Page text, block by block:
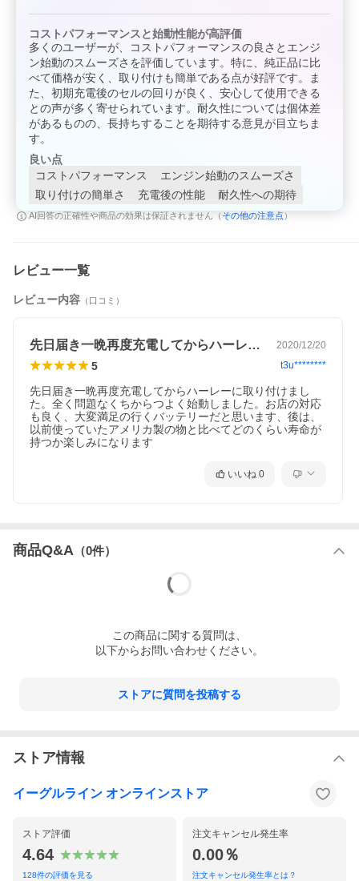
コストパフォーマンスと始動性能が高評価
多くのユーザーが、コストパフォーマンスの良さとエンジ
ン始動のスムーズさを評価しています。特に、純正品に比
べて価格が安く、取り付けも簡単である点が好評です。ま
た、初期充電後のセルの回りが良く、安心して使用できる
との声が多く寄せられています。耐久性については個体差
があるものの、長持ちすることを期待する意見が目立ちま
す。
良い点
コストパフォーマンス
エンジン始動のスムーズさ
取り付けの簡単さ
充電後の性能 耐久性への期待
AI回答の正確性や商品の効果は保証されません（ その他の注意点 ）
レビュー一覧
レビュー内容 （口コミ）
先日届き一晩再度充電してからハーレーに… 2020/12/20
5 t3u********
先日届き一晩再度充電してからハーレーに取り付けまし
た。全く問題なくちからつよく始動しました。お店の対応
も良く、大変満足の行くバッテリーだと思います、後は、
以前使っていたアメリカ製の物と比べてどのくらい寿命が
持つか楽しみになります
いいね 0
商品Q&A （0件）
この商品に関する質問は、
以下からお問い合わせください。
ストアに質問を投稿する
ストア情報
イーグルライン オンラインストア
ストア評価
4.64
128件の評価を見る
注文キャンセル発生率
0.00％
注文キャンセル発生率とは？